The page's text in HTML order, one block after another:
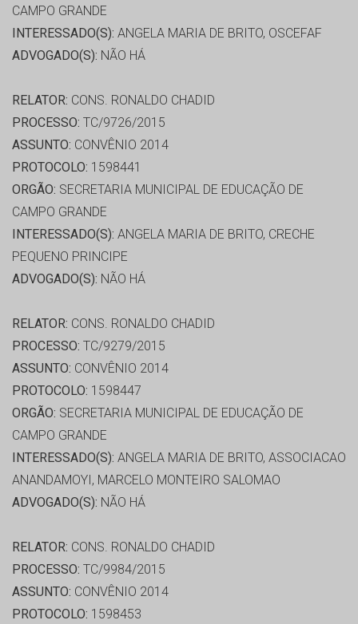
CAMPO GRANDE
INTERESSADO(S): ANGELA MARIA DE BRITO, OSCEFAF
ADVOGADO(S): NÃO HÁ
RELATOR: CONS. RONALDO CHADID
PROCESSO: TC/9726/2015
ASSUNTO: CONVÊNIO 2014
PROTOCOLO: 1598441
ORGÃO: SECRETARIA MUNICIPAL DE EDUCAÇÃO DE
CAMPO GRANDE
INTERESSADO(S): ANGELA MARIA DE BRITO, CRECHE
PEQUENO PRINCIPE
ADVOGADO(S): NÃO HÁ
RELATOR: CONS. RONALDO CHADID
PROCESSO: TC/9279/2015
ASSUNTO: CONVÊNIO 2014
PROTOCOLO: 1598447
ORGÃO: SECRETARIA MUNICIPAL DE EDUCAÇÃO DE
CAMPO GRANDE
INTERESSADO(S): ANGELA MARIA DE BRITO, ASSOCIACAO
ANANDAMOYI, MARCELO MONTEIRO SALOMAO
ADVOGADO(S): NÃO HÁ
RELATOR: CONS. RONALDO CHADID
PROCESSO: TC/9984/2015
ASSUNTO: CONVÊNIO 2014
PROTOCOLO: 1598453